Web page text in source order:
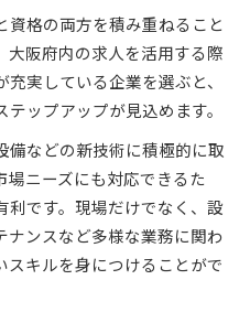
格の両方を積み重ねること
阪府内の求人を活用する際
実している企業を選ぶと、
ップアップが見込めます。
備などの新技術に積極的に取
場ニーズにも対応できるた
利です。現場だけでなく、設
ンスなど多様な業務に関わ
キルを身につけることがで